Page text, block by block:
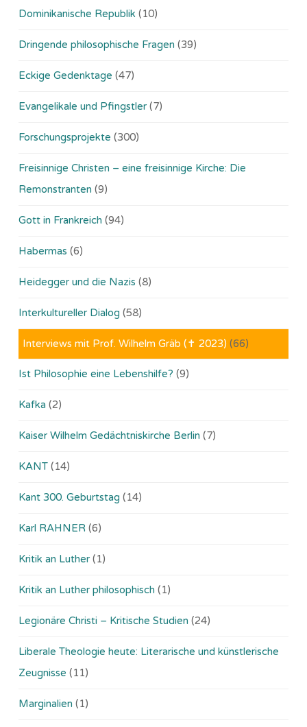
Dominikanische Republik (10)
Dringende philosophische Fragen (39)
Eckige Gedenktage (47)
Evangelikale und Pfingstler (7)
Forschungsprojekte (300)
Freisinnige Christen – eine freisinnige Kirche: Die
Remonstranten (9)
Gott in Frankreich (94)
Habermas (6)
Heidegger und die Nazis (8)
Interkultureller Dialog (58)
Interviews mit Prof. Wilhelm Gräb (✝ 2023) (66)
Ist Philosophie eine Lebenshilfe? (9)
Kafka (2)
Kaiser Wilhelm Gedächtniskirche Berlin (7)
KANT (14)
Kant 300. Geburtstag (14)
Karl RAHNER (6)
Kritik an Luther (1)
Kritik an Luther philosophisch (1)
Legionäre Christi – Kritische Studien (24)
Liberale Theologie heute: Literarische und künstlerische
Zeugnisse (11)
Marginalien (1)